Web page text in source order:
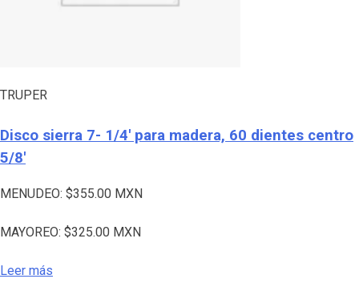
TRUPER
Disco sierra 7- 1/4′ para madera, 60 dientes centro
5/8′
MENUDEO: $355.00 MXN
MAYOREO: $325.00 MXN
Leer más